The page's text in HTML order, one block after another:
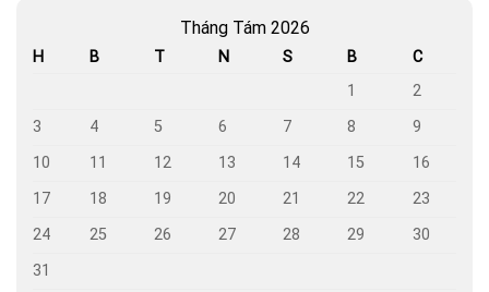
Tháng Tám 2026
H B T N S B
C
1
2
3
4 5 6 7 8
9
10
11 12 13 14 15
16
17
18 19 20 21 22
23
24
25 26 27 28 29
30
31